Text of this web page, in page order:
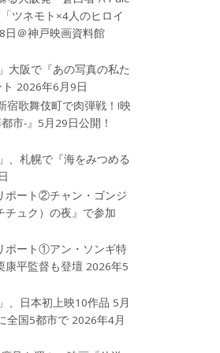
ツネモト×4人のヒロイ
日＠神戸映画資料館
大阪で『あの写真の私た
2026年6月9日
宿歌舞伎町で肉弾戦！!映
市-』5月29日公開！
、札幌で『海をみつめる
ポート②チャン・ゴンジ
チュク）の夜』で参加
ポート①アン・ソンギ特
康平監督も登壇 2026年5
、日本初上映10作品 5月
全国5都市で 2026年4月